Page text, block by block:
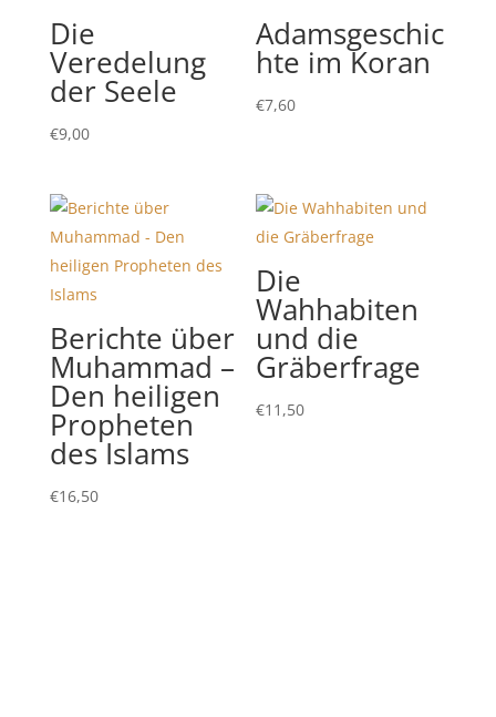
Die
Veredelung
der Seele
€9,00
Adamsgeschic
hte im Koran
€7,60
Berichte über
Muhammad –
Den heiligen
Propheten
des Islams
€16,50
Die
Wahhabiten
und die
Gräberfrage
€11,50